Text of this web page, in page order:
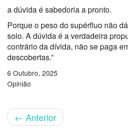
a dúvida é sabedoria a pronto.
Porque o peso do supérfluo não
solo. A dúvida é a verdadeira
contrário da dívida, não se paga
descobertas.”
6 Outubro, 2025
Opinião
← Anterior